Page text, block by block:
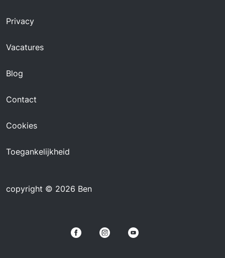
Privacy
Vacatures
Blog
Contact
Cookies
Toegankelijkheid
copyright © 2026 Ben